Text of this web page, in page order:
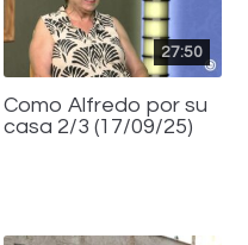
27:50
Como Alfredo por su
casa 2/3 (17/09/25)